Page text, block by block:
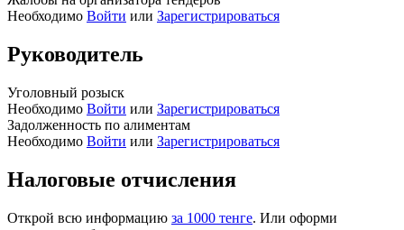
Необходимо Войти или Зарегистрироваться
Руководитель
Уголовный розыск
Необходимо Войти или Зарегистрироваться
Задолженность по алиментам
Необходимо Войти или Зарегистрироваться
Налоговые отчисления
Открой всю информацию за 1000 тенге. Или оформи